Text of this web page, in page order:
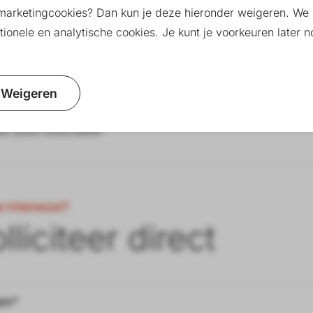
naar eenstage backend developer, een
met focus op backend? Dan is deze stage
korte motivatie naar
jouw sollicitatie!
interesse?
direct
Dan kun je deze hieronder weigeren.
en analytische cookies. Je kunt je voorkeuren later
Weigeren